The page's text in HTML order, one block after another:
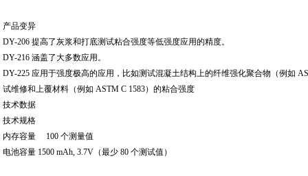
产品变异
DY-206 提高了灰浆和打底测试粘合强度等低强度应用的精度。
DY-216 涵盖了大多数应用。
DY-225 应用于强度极高的应用，比如测试混凝土结构上的纤维强化聚合物（例如
试维修和上覆材料（例如 ASTM C 1583）的粘合强度
技术数据
技术规格
内存容量 100 个测量值
电池容量 1500 mAh, 3.7V（最少 80 个测试值）